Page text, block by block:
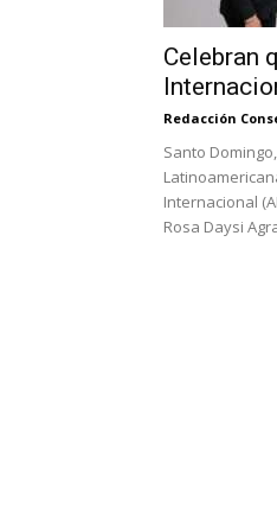
Celebran
Redacción
Santo
Internacional
Rosa Daysi